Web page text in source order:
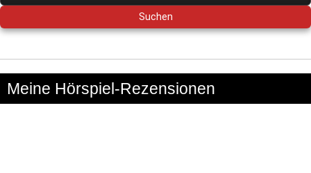
Meine Hörspiel-Rezensionen